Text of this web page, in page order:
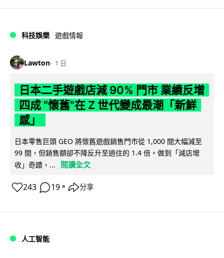
科技娛樂 遊戲情報
Lawton 1 日
日本二手遊戲店減 90% 門市 業績反增
四成 "懷舊"在 Z 世代變成最潮「新鮮
感」
日本零售巨頭 GEO 將懷舊遊戲銷售門市從 1,000 間大幅減至
99 間，但銷售額卻不降反升至過往的 1.4 倍。做到「減店增
收」奇蹟，...
閱讀全文
243 19 ↗ 分享
人工智能